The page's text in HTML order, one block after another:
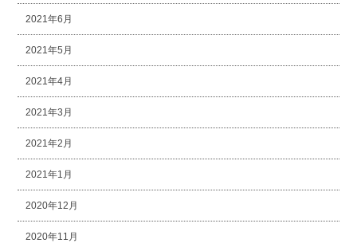
2021年6月
2021年5月
2021年4月
2021年3月
2021年2月
2021年1月
2020年12月
2020年11月